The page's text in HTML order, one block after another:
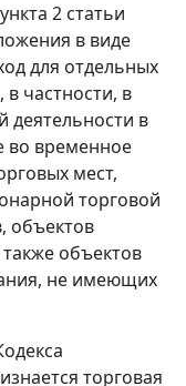
2 статьи
в виде
для отдельных
частности, в
деятельности в
во временное
мест,
торговой
объектов
объектов
не имеющих
торговая